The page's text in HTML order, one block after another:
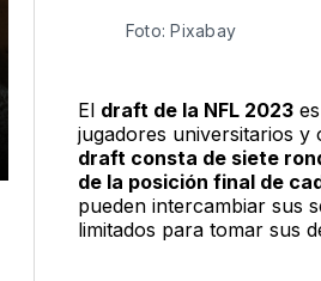
Foto: Pixabay
El draft de la NFL 2023es
jugadores universitarios y
draft consta de siete
de la posición final de
pueden intercambiar sus
limitados para tomar sus